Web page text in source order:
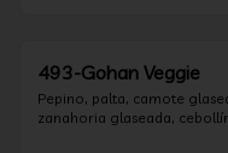
493-Gohan Veggie
Pepino, palta, camote
zanahoria glaseada,